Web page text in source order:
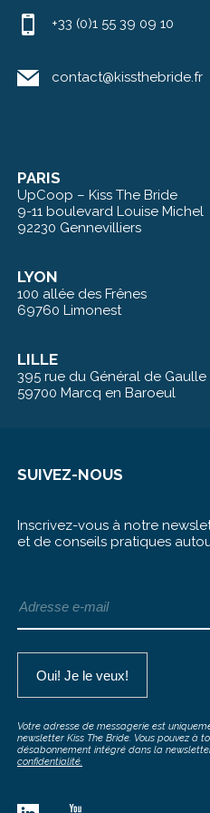
+33 (0)1 55 39 09 10
contact@kissthebride.fr
PARIS
UpCoop – Kiss The Bride
9-11 boulevard Louise Michel
92230 Gennevilliers
LYON
100 allée des Frênes
69760 Limonest
LILLE
395 rue du Général de Gaulle
59700 Marcq en Baroeul
SUIVEZ-NOUS
Inscrivez-vous à notre
et de conseils pratiques
Votre adresse de messagerie est
newsletter Kiss The Bride. Vous pouvez à
désabonnement intégré dans la
confidentialité.